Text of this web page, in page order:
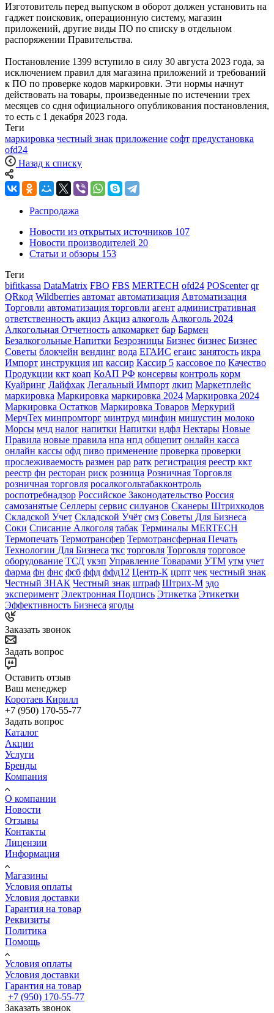
Изготовитель перед выпуском в оборот должен установить на
гаджет поисковик, операционную систему, магазин
приложений, другие виды ПО по списку в отдельном
распоряжении Правительства.
Постановление 1399 вступило в силу 30 августа 2023 года, за
исключением правил для магазина приложений и требований
к ПО по проверке кодов маркировки. Эти нормы начнут
действовать на товары, произведенные по истечении трех
месяцев со сдня официального опубликования постановления,
то есть с 1 декабря 2023 года.
Теги
маркировка честный знак приложение софт предустановка
ofd24
Назад к списку
Распродажа
Новости из открытых источников 107
Новости производителей 20
Статьи и обзоры 153
Теги
bifitkassa DataMatrix FBO FBS MERTECH ofd24 POScenter qr
QRкод Wildberries автомат автоматизация Автоматизация
Торговли автоматизация торговли агент административная
ответственность акциз Акциз алкоголь Алкоголь 2024
Алкогольная Отчетность алкомаркет бар Бармен
Безалкогольные Напитки Безрозницы Бизнес бизнес Бизнес
Советы блокчейн вендинг вода ЕГАИС егаис занятость икра
Импорт инструкция ип кассир Кассир 5 кассовое по Качество
Продукции ккт коап КоАП РФ консервы контроль корм
Куайринг Лайфхак Легальный Импорт лкип Маркетплейс
маркировка Маркировка маркировка 2024 Маркировка 2024
Маркировка Остатков Маркировка Товаров Меркурий
МерчТех минпромторг минтруд минфин мишустин молоко
Морсы мчд налог напитки Напитки ндфл Нектары Новые
Правила новые правила нпа нпд общепит онлайн касса
онлайн кассы офд пиво применение проверка проверки
прослеживаемость размен рар ратк регистрация реестр ккт
реестр фн ресторан риск розница Розничная Торговля
розничная торговля росалкогольтабакконтроль
роспотребнадзор Российское Законодательство Россия
самозанятые Селлеры сервис силуанов Сканеры Штрихкодов
Складской Учет Складской Учёт смз Советы Для Бизнеса
Соки Списание Алкоголя табак Терминалы MERTECH
Термопечать Термотрансфер Термотрансферная Печать
Технологии Для Бизнеса ткс торговля Торговля торговое
оборудование ТСД укэп Управление Товарами УТМ утм учет
фарма фн фнс фсб ффд ффд12 Центр-К црпт чек честный знак
Честный ЗНАК Честный знак штраф Штрих-М эдо
эксперимент Электронная Подпись Этикетка Этикетки
Эффективность Бизнеса ягоды
Заказать звонок
Задать вопрос
Оставить отзыв
Ваш менеджер
Коротаев Кирилл
+7 (950) 170-55-77
Задать вопрос
Каталог
Акции
Услуги
Бренды
Компания
О компании
Новости
Отзывы
Контакты
Лицензии
Информация
Магазины
Условия оплаты
Условия доставки
Гарантия на товар
Реквизиты
Политика
Помощь
Условия оплаты
Условия доставки
Гарантия на товар
+7 (950) 170-55-77
Заказать звонок